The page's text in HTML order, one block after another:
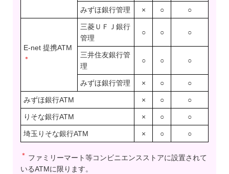
みずほ銀行管理 × ○ ○
E-net 提携ATM
＊
三菱ＵＦＪ銀行
管理
○ ○ ○
三井住友銀行管
理
○ ○ ○
みずほ銀行管理 × ○ ○
みずほ銀行ATM × ○ ○
りそな銀行ATM × ○ ○
埼玉りそな銀行ATM × ○ ○
＊ ファミリーマート等コンビニエンスストアに設置されて
いるATMに限ります。